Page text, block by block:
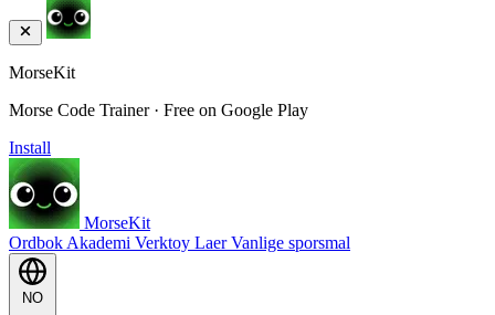
MorseKit
Morse Code Trainer · Free on Google Play
Install
MorseKit
Ordbok Akademi Verktoy LaerVanlige sporsmal